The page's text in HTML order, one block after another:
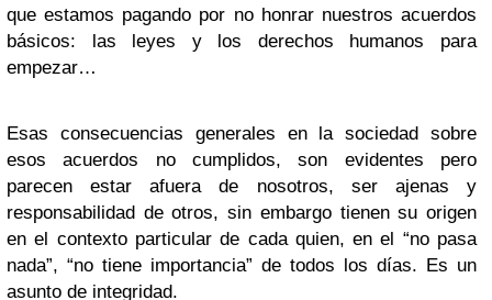
que estamos pagando por no honrar nuestros acuerdos
básicos: las leyes y los derechos humanos para
empezar…
Esas consecuencias generales en la sociedad sobre
esos acuerdos no cumplidos, son evidentes pero
parecen estar afuera de nosotros, ser ajenas y
responsabilidad de otros, sin embargo tienen su origen
en el contexto particular de cada quien, en el “no pasa
nada”, “no tiene importancia” de todos los días. Es un
asunto de integridad.